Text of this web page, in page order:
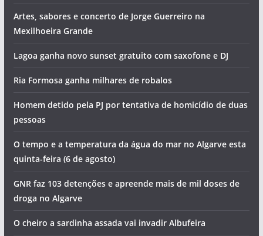
Artes, sabores e concerto de Jorge Guerreiro na
Mexilhoeira Grande
Lagoa ganha novo sunset gratuito com saxofone e DJ
Ria Formosa ganha milhares de robalos
Homem detido pela PJ por tentativa de homicídio de duas
pessoas
O tempo e a temperatura da água do mar no Algarve esta
quinta-feira (6 de agosto)
GNR faz 103 detenções e apreende mais de mil doses de
droga no Algarve
O cheiro a sardinha assada vai invadir Albufeira